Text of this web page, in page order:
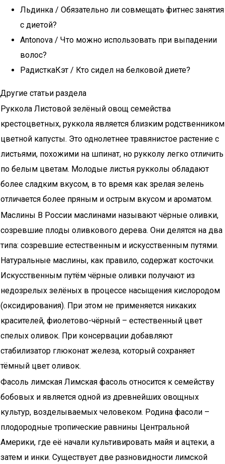
Льдинка / Обязательно ли совмещать фитнес занятия
с диетой?
Antonova / Что можно использовать при выпадении
волос?
РадисткаКэт / Кто сидел на белковой диете?
Другие статьи раздела
Руккола Листовой зелёный овощ семейства
крестоцветных, руккола является близким родственником
цветной капусты. Это однолетнее травянистое растение с
листьями, похожими на шпинат, но рукколу легко отличить
по белым цветам. Молодые листья рукколы обладают
более сладким вкусом, в то время как зрелая зелень
отличается более пряным и острым вкусом и ароматом.
Маслины В России маслинами называют чёрные оливки,
созревшие плоды оливкового дерева. Они делятся на два
типа: созревшие естественным и искусственным путями.
Натуральные маслины, как правило, содержат косточки.
Искусственным путём чёрные оливки получают из
недозрелых зелёных в процессе насыщения кислородом
(оксидирования). При этом не применяется никаких
красителей, фиолетово-чёрный – естественный цвет
спелых оливок. При консервации добавляют
стабилизатор глюконат железа, который сохраняет
тёмный цвет оливок.
Фасоль лимская Лимская фасоль относится к семейству
бобовых и является одной из древнейших овощных
культур, возделываемых человеком. Родина фасоли –
плодородные тропические равнины Центральной
Америки, где её начали культивировать майя и ацтеки, а
затем и инки. Существует две разновидности лимской